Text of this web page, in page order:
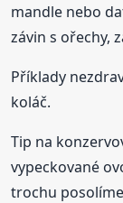
mandle nebo
závin s ořechy,
Příklady
koláč.
Tip na
vypeckované
trochu